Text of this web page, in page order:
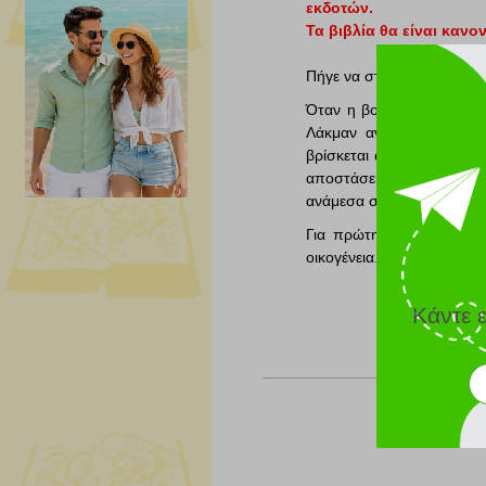
εκδοτών.
Τα βιβλία θα είναι
Πήγε να στολίσει για το
Όταν η βοηθός του
Λάκμαν αναλαμβάνει
βρίσκεται
αποστάσεις -δεν της
ανάμεσα σ εκείνη και το
Για πρώτη φορά στη ζωή
οικογένεια... και τη Φέι
Κάντε